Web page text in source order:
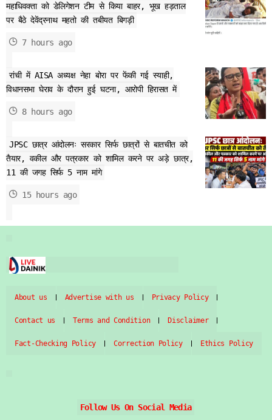
महाधिवक्ता को डेलिगेशन टीम से किया बाहर, भूख हड़ताल
पर बैठे देवेंद्रनाथ महतो की तबीयत बिगड़ी
7 hours ago
रांची में AISA अध्यक्ष नेहा बोरा पर फेंकी गई स्याही,
विधानसभा घेराव के दौरान हुई घटना, आरोपी हिरासत में
8 hours ago
JPSC छात्र आंदोलनः सरकार सिर्फ छात्रों से बातचीत को
तैयार, वकील और पत्रकार को शामिल करने पर अड़े छात्र,
11 की जगह सिर्फ 5 नाम मांगे
15 hours ago
About us Advertise with us Privacy Policy
Contact us Terms and Condition Disclaimer
Fact-Checking Policy Correction Policy Ethics Policy
Follow Us On Social Media